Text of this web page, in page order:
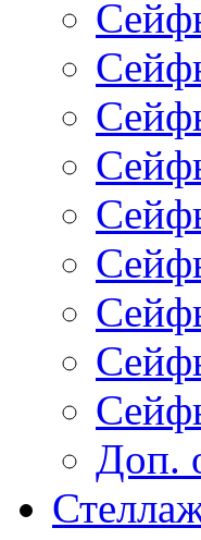
Доп.